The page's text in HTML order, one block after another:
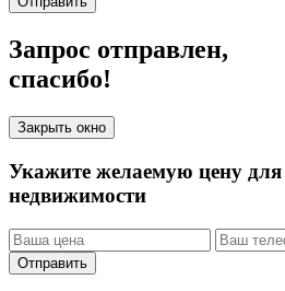
Запрос отправлен,
спасибо!
Закрыть окно
Укажите желаемую цену
недвижимости
Отправить